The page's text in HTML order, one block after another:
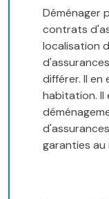
Déménager
contrats
localisation
différer. Il en
habitation. Il
garanties au